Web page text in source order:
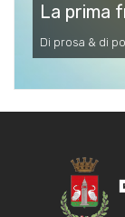
La prima
Di prosa & di